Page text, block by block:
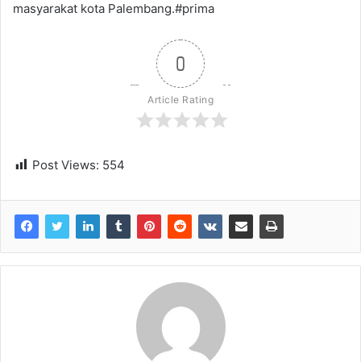
masyarakat kota Palembang.#prima
0
Article Rating
Post Views: 554